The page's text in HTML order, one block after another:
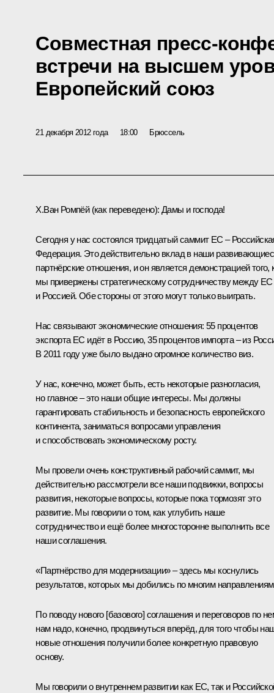
Совместная пресс-
встречи на высшем
Европейский союз
21 декабря 2012 года 18:00 Брюссель
Х.Ван Ромпёй (как переведено): Дамы и господа!
Сегодня у нас состоялся тридцатый саммит ЕС –
Федерация. Это действительно вклад в наши
партнёрские отношения, и он является демонстрацией того,
мы привержены стратегическому сотрудничеству между ЕС
и Россией. Обе стороны от этого могут только выиграть.
Нас связывают экономические отношения: 55 процентов
экспорта ЕС идёт в Россию, 35 процентов импорта – из
В 2011 году уже было выдано огромное количество виз.
У нас, конечно, может быть, есть некоторые разногласия,
но главное – это наши общие интересы. Мы должны
гарантировать стабильность и безопасность европейского
континента, заниматься вопросами управления
и способствовать экономическому росту.
Мы провели очень конструктивный рабочий саммит, мы
действительно рассмотрели все наши подвижки, вопросы
развития, некоторые вопросы, которые пока тормозят это
развитие. Мы говорили о том, как углубить наше
сотрудничество и ещё более многосторонне выполнить все
наши соглашения.
«Партнёрство для модернизации» – здесь мы коснулись
результатов, которых мы добились по многим
По поводу нового [базового] соглашения и переговоров по
нам надо, конечно, продвинуться вперёд, для того чтобы
новые отношения получили более конкретную правовую
основу.
Мы говорили о внутреннем развитии как ЕС, так и